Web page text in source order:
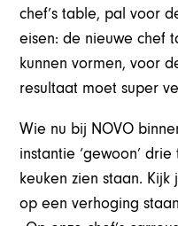
chef’s table, pal voor
eisen: de nieuwe chef
kunnen vormen, voor
resultaat moet super
Wie nu bij NOVO
instantie ‘gewoon’
keuken zien staan.
op een verhoging